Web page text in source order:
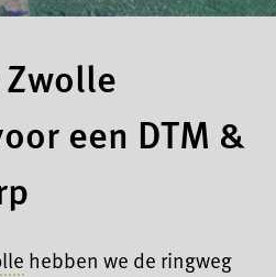
een DTM &
hebben we de ringweg